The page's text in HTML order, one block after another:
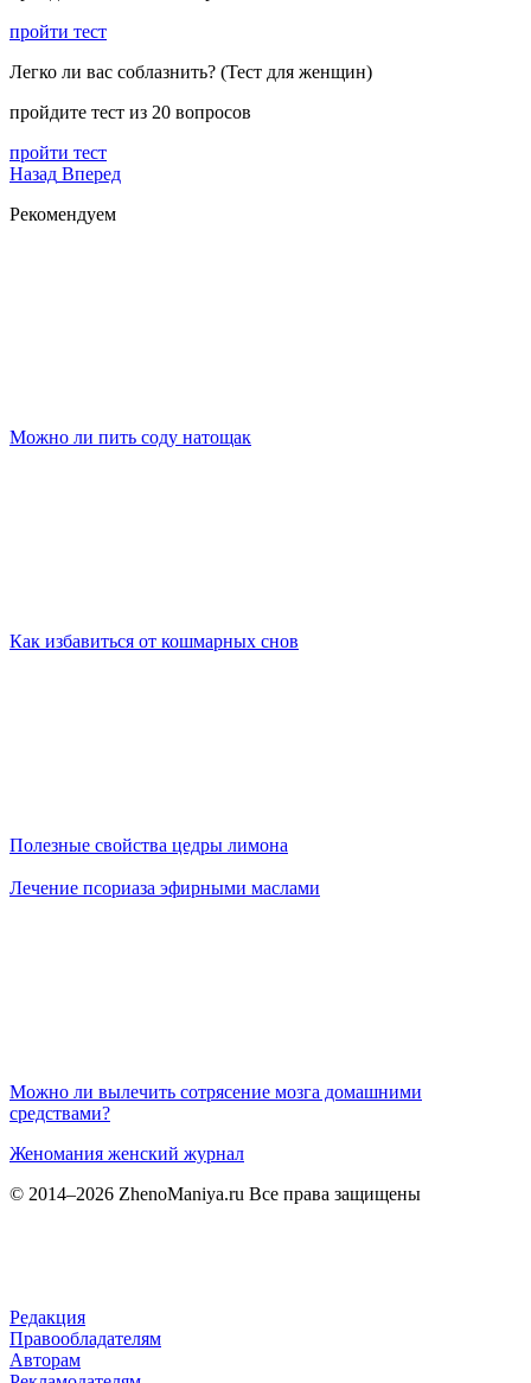
пройти тест
Легко ли вас соблазнить? (Тест для женщин)
пройдите тест из 20 вопросов
пройти тест
Назад Вперед
Рекомендуем
Можно ли пить соду натощак
Как избавиться от кошмарных снов
Полезные свойства цедры лимона
Лечение псориаза эфирными маслами
Можно ли вылечить сотрясение мозга домашними
средствами?
Женомания женский журнал
© 2014–2026 ZhenoManiya.ru Все права защищены
Редакция
Правообладателям
Авторам